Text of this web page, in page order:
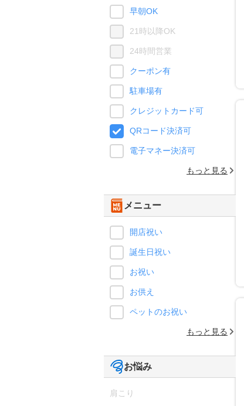
早朝OK
21時以降OK
24時間営業
クーポン有
駐車場有
クレジットカード可
QRコード決済可
電子マネー決済可
もっと見る
メニュー
開店祝い
誕生日祝い
お祝い
お供え
ペットのお祝い
もっと見る
お悩み
肩こり